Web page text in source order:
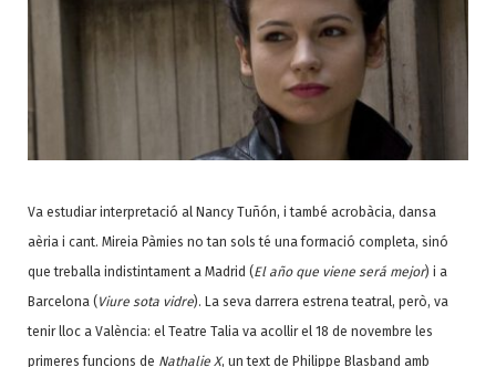
Va estudiar interpretació al Nancy Tuñón, i també acrobàcia, dansa
aèria i cant. Mireia Pàmies no tan sols té una formació completa, sinó
que treballa indistintament a Madrid (El año que viene será mejor) i a
Barcelona (Viure sota vidre). La seva darrera estrena teatral, però, va
tenir lloc a València: el Teatre Talia va acollir el 18 de novembre les
primeres funcions de Nathalie X, un text de Philippe Blasband amb